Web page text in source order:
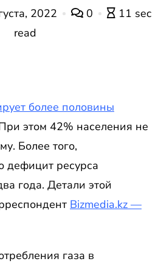
2022 0
11 sec
read
более половины
этом 42% населения не
Более того,
дефицит ресурса
года. Детали этой
Bizmedia.kz —
газа в